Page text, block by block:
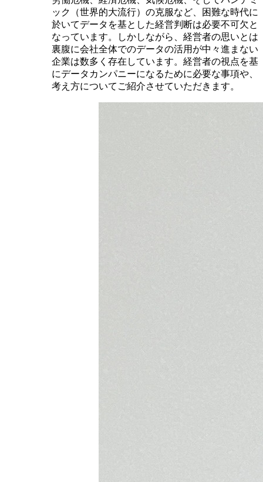
ック（世界的大流行）の克服など、困難な時代に
於いてデータを基とした経営判断は必要不可欠と
なっています。しかしながら、経営者の思いとは
裏腹に会社全体でのデータの活用が中々進まない
企業は数多く存在しています。経営者の視点を基
にデータカンパニーになるために必要な事項や、
考え方についてご紹介させていただきます。